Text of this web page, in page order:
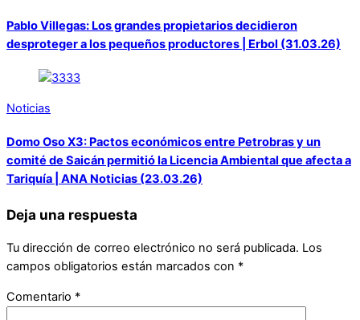
Pablo Villegas: Los grandes propietarios decidieron
desproteger a los pequeños productores | Erbol (31.03.26)
Noticias
Domo Oso X3: Pactos económicos entre Petrobras y un
comité de Saicán permitió la Licencia Ambiental que afecta a
Tariquía | ANA Noticias (23.03.26)
Deja una respuesta
Tu dirección de correo electrónico no será publicada. Los
campos obligatorios están marcados con *
Comentario *